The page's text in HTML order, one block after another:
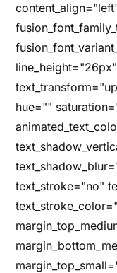
hue=""
text_stroke="no"